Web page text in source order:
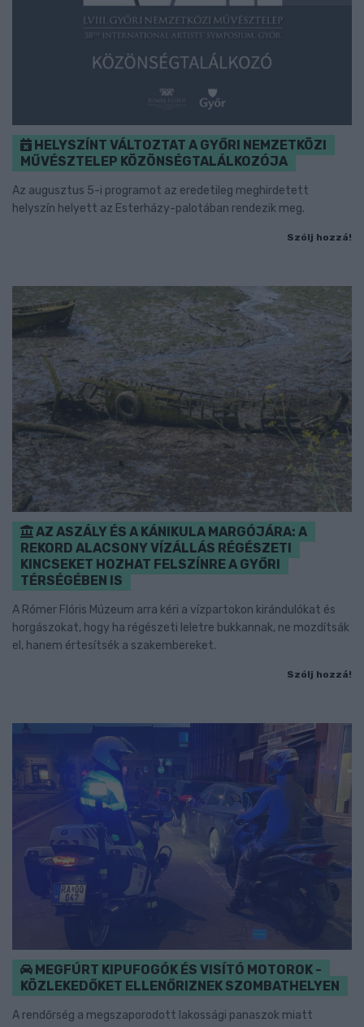
HELYSZÍNT VÁLTOZTAT A GYŐRI NEMZETKÖZI
MŰVÉSZTELEP KÖZÖNSÉGTALÁLKOZÓJA
Az augusztus 5-i programot az eredetileg meghirdetett
helyszín helyett az Esterházy-palotában rendezik meg.
Szólj hozzá!
AZ ASZÁLY ÉS A KÁNIKULA MARGÓJÁRA: A
REKORD ALACSONY VÍZÁLLÁS RÉGÉSZETI
KINCSEKET HOZHAT FELSZÍNRE A GYŐRI
TÉRSÉGÉBEN IS
A Rómer Flóris Múzeum arra kéri a vízpartokon kirándulókat és
horgászokat, hogy ha régészeti leletre bukkannak, ne mozdítsák
el, hanem értesítsék a szakembereket.
Szólj hozzá!
MEGFÚRT KIPUFOGÓK ÉS VISÍTÓ MOTOROK -
KÖZLEKEDŐKET ELLENŐRIZNEK SZOMBATHELYEN
A rendőrség a megszaporodott lakossági panaszok miatt